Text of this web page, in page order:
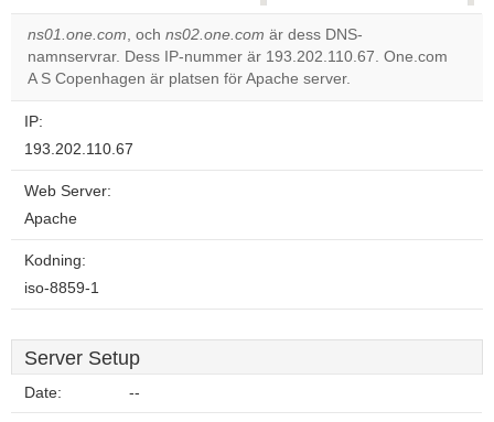
correctly.
Do you
own this
ns01.one.com, och ns02.one.com är dess DNS-
namnservrar. Dess IP-nummer är 193.202.110.67. One.com
A S Copenhagen är platsen för Apache server.
IP:
193.202.110.67
Web Server:
Apache
Kodning:
iso-8859-1
Server Setup
Date: --